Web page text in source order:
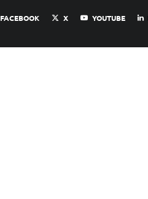
FACEBOOK X YOUTUBE